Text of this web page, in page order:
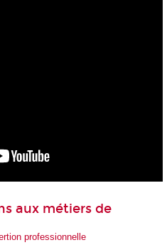
aux métiers de
professionnelle